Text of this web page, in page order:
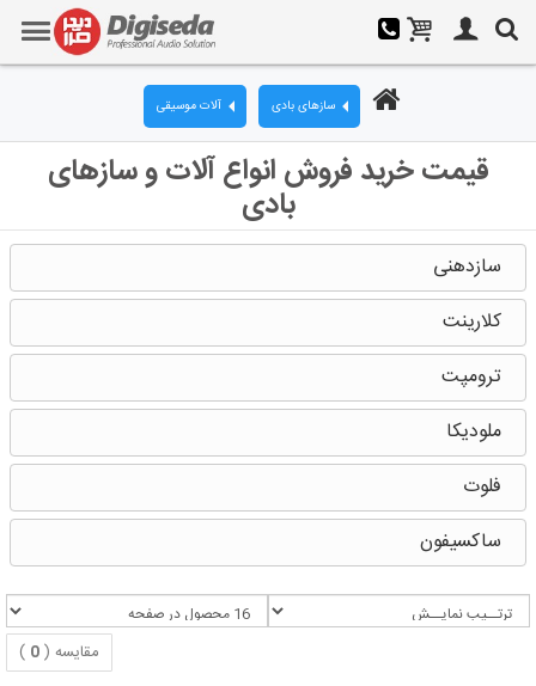
آلات موسیقی سازهای بادی
قیمت خرید فروش انواع آلات و سازهای
بادی
سازدهنی
کلارینت
ترومپت
ملودیکا
فلوت
ساکسیفون
مقایسه (0
)